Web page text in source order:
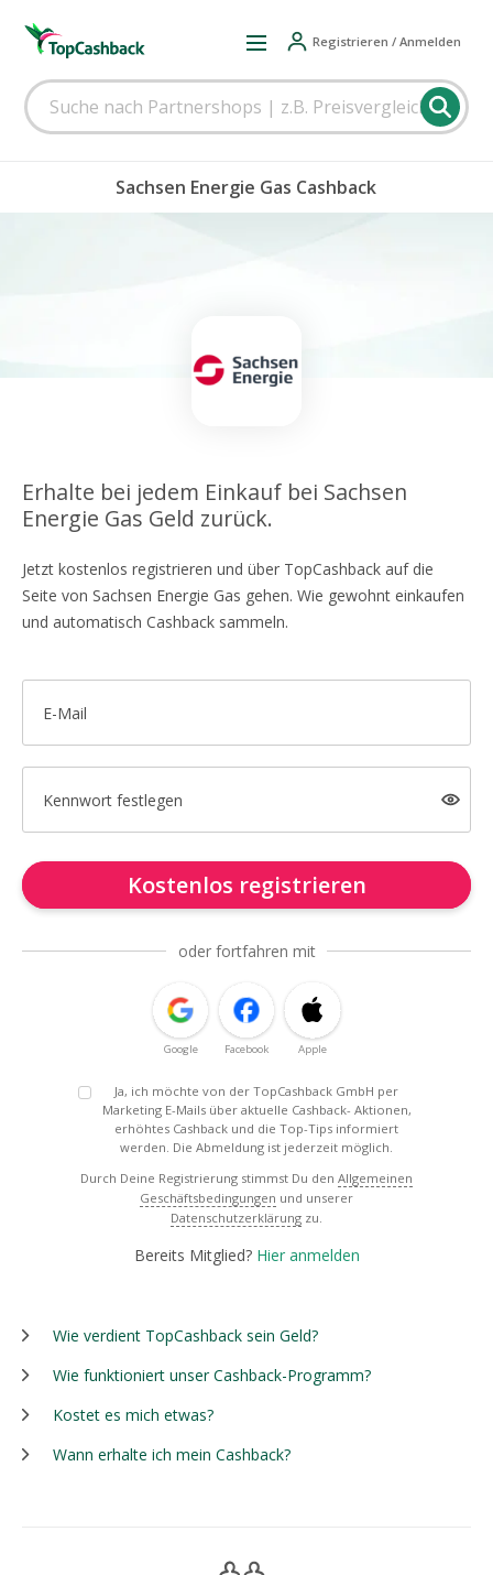
Registrieren / Anmelden
Sachsen Energie Gas Cashback
Erhalte bei jedem Einkauf bei Sachsen
Energie Gas Geld zurück.
Jetzt kostenlos registrieren und über TopCashback auf die
Seite von Sachsen Energie Gas gehen. Wie gewohnt einkaufen
und automatisch Cashback sammeln.
E-Mail
Kennwort festlegen
Kostenlos registrieren
oder fortfahren mit
Google Facebook Apple
Ja, ich möchte von der TopCashback GmbH per
Marketing E-Mails über aktuelle Cashback- Aktionen,
erhöhtes Cashback und die Top-Tips informiert
werden. Die Abmeldung ist jederzeit möglich.
Durch Deine Registrierung stimmst Du den Allgemeinen
Geschäftsbedingungen und unserer
Datenschutzerklärung zu.
Bereits Mitglied? Hier anmelden
Wie verdient TopCashback sein Geld?
Wie funktioniert unser Cashback-Programm?
Kostet es mich etwas?
Wann erhalte ich mein Cashback?